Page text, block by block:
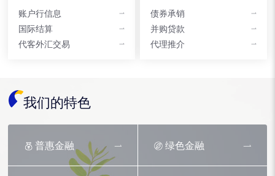
账户行信息
国际结算
代客外汇交易
债券承销
并购贷款
代理推介
我们的特色
普惠金融 绿色金融